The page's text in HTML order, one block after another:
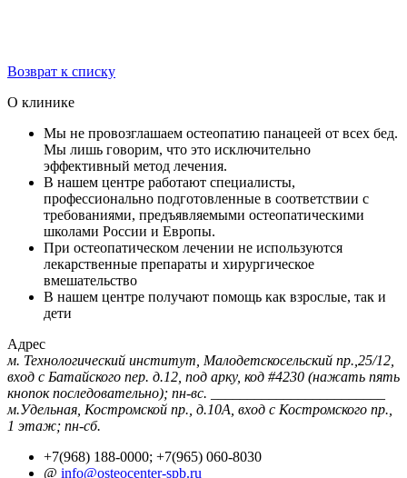
Возврат к списку
О клинике
Мы не провозглашаем остеопатию панацеей от всех бед.
Мы лишь говорим, что это исключительно
эффективный метод лечения.
В нашем центре работают специалисты,
профессионально подготовленные в соответствии с
требованиями, предъявляемыми остеопатическими
школами России и Европы.
При остеопатическом лечении не используются
лекарственные препараты и хирургическое
вмешательство
В нашем центре получают помощь как взрослые, так и
дети
Адрес
м. Технологический институт, Малодетскосельский пр.,25/12,
вход с Батайского пер. д.12, под арку, код #4230 (нажать пять
кнопок последовательно); пн-вс. ________________________
м.Удельная, Костромской пр., д.10А, вход с Костромского пр.,
1 этаж; пн-сб.
+7(968) 188-0000; +7(965) 060-8030
@ info@osteocenter-spb.ru